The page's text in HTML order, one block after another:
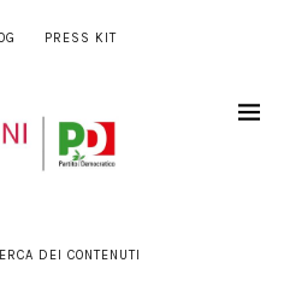
PRESS KIT
DEI CONTENUTI